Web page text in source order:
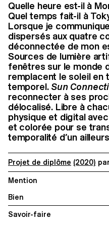
Quelle heure est-il à
Quel temps fait-il à
Lorsque je
dispersés aux quatre
déconnectée de mon
Sources de lumière
fenêtres sur le monde
remplacent le soleil en
temporel. Sun
reconnecter à ses
délocalisé. Libre à
physique et digital
et colorée pour se
temporalité d’un
Projet de diplôme (2020) par
Mention
Bien
Savoir-faire